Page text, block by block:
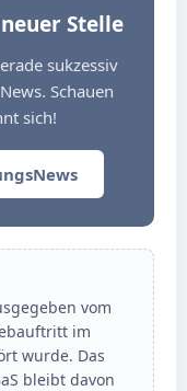
Stelle
sukzessiv
Schauen
sich!
vom
im
wurde. Das
bleibt davon